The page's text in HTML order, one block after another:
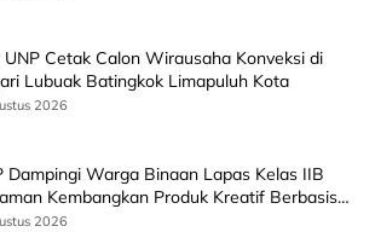
UNP Cetak Calon Wirausaha Konveksi di
Lubuak Batingkok Limapuluh Kota
2026
Dampingi Warga Binaan Lapas Kelas IIB
Kembangkan Produk Kreatif Berbasis
2026